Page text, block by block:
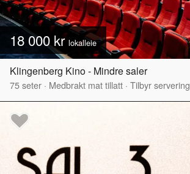
18 000 krlokalleie
Klingenberg Kino - Mindre saler
75seter · Medbrakt mat tillatt · Tilbyr servering